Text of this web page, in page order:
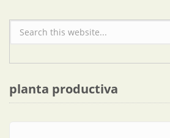
Formulario de búsqueda
planta productiva